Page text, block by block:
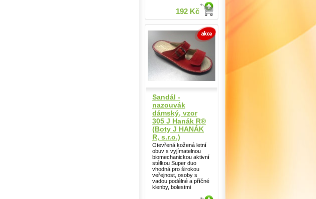
192 Kč
Sandál -
nazouvák
dámský, vzor
305 J Hanák R®
(Boty J HANÁK
R, s.r.o.)
Otevřená kožená letní
obuv s vyjímatelnou
biomechanickou aktivní
stélkou Super duo
vhodná pro širokou
veřejnost, osoby s
vadou podélné a příčné
klenby, bolestmi